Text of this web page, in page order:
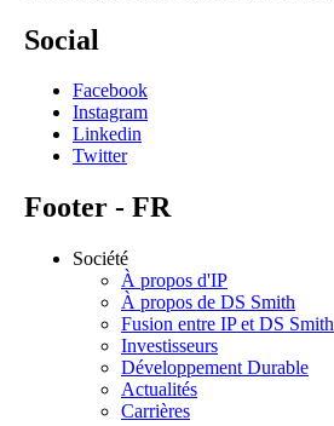
Social
Facebook
Instagram
Linkedin
Twitter
Footer - FR
Société
À propos d'IP
À propos de DS Smith
Fusion entre IP et DS Smith
Investisseurs
Développement Durable
Actualités
Carrières